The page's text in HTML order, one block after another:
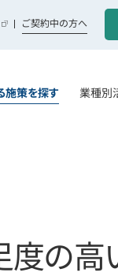
ご契約中の方へ
施策を探す 業種別
度の